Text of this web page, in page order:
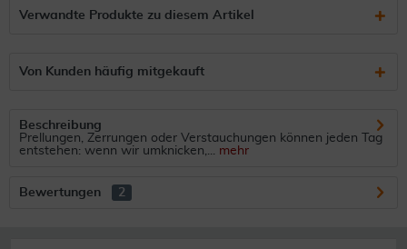
Verwandte Produkte zu diesem Artikel
Von Kunden häufig mitgekauft
Beschreibung
Prellungen, Zerrungen oder Verstauchungen können jeden Tag
entstehen: wenn wir umknicken,... mehr
Bewertungen 2